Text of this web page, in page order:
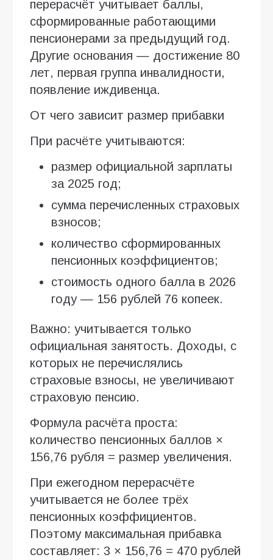
перерасчёт учитывает баллы,
сформированные работающими
пенсионерами за предыдущий год.
Другие основания — достижение 80
лет, первая группа инвалидности,
появление иждивенца.
От чего зависит размер прибавки
При расчёте учитываются:
размер официальной зарплаты
за 2025 год;
сумма перечисленных страховых
взносов;
количество сформированных
пенсионных коэффициентов;
стоимость одного балла в 2026
году — 156 рублей 76 копеек.
Важно: учитывается только
официальная занятость. Доходы, с
которых не перечислялись
страховые взносы, не увеличивают
страховую пенсию.
Формула расчёта проста:
количество пенсионных баллов ×
156,76 рубля = размер увеличения.
При ежегодном перерасчёте
учитывается не более трёх
пенсионных коэффициентов.
Поэтому максимальная прибавка
составляет: 3 × 156,76 = 470 рублей